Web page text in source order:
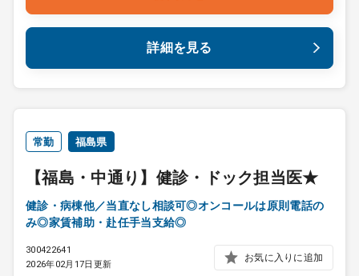
詳細を見る
常勤 福島県
【福島・中通り】健診・ドック担当医★
健診・病棟他／当直なし相談可◎オンコールは原則電話の
み◎家賃補助・赴任手当支給◎
300422641
2026年02月17日更新
お気に入りに追加